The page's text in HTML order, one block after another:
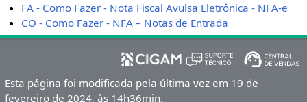
FA - Como Fazer - Nota Fiscal Avulsa Eletrônica - NFA-e
CO - Como Fazer - NFA – Notas de Entrada
Esta página foi modificada pela última vez em 19 de
fevereiro de 2024, às 14h36min.